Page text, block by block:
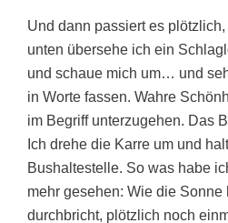
Und dann passiert es
unten übersehe ich ein
und schaue mich um… und
in Worte fassen. Wahre
im Begriff unterzugehen. Das
Ich drehe die Karre um und
Bushaltestelle. So was habe
mehr gesehen: Wie die
durchbricht, plötzlich noch